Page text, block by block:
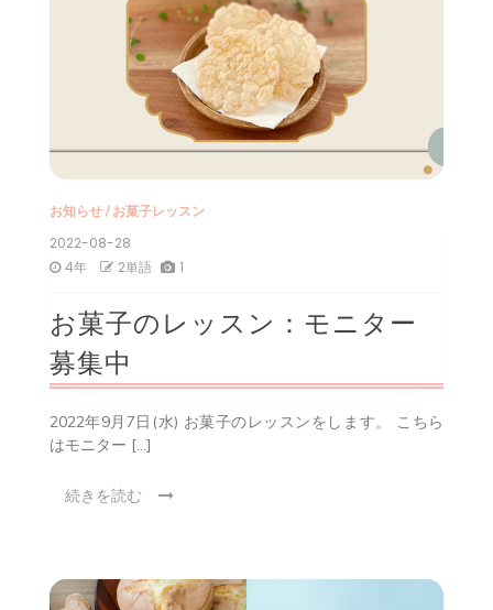
お知らせ/ お菓子レッスン
2022-08-28
4年
2単語 1
お菓子のレッスン：モニター
募集中
2022年9月7日(水) お菓子のレッスンをします。 こちら
はモニター […]
続きを読む